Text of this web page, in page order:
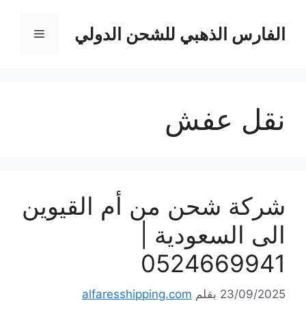
المحتوىالفارس الذهبي للشحن الدولي القائمة
نقل عفش
شركة شحن من أم القيوين
الى السعودية |
0524669941
23/09/2025 بقلم alfaresshipping.com